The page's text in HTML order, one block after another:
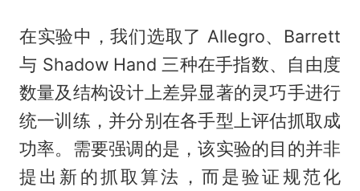
在实验中，我们选取了 Allegro、Barrett
与 Shadow Hand 三种在手指数、自由度
数量及结构设计上差异显著的灵巧手进行
统一训练，并分别在各手型上评估抓取成
功率。需要强调的是，该实验的目的并非
提出新的抓取算法，而是验证规范化